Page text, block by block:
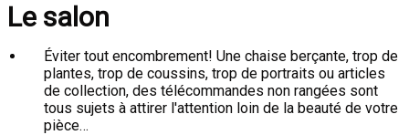
Le salon
Éviter tout encombrement! Une chaise berçante, trop de
plantes, trop de coussins, trop de portraits ou articles
de collection, des télécommandes non rangées sont
tous sujets à attirer l'attention loin de la beauté de votre
pièce…